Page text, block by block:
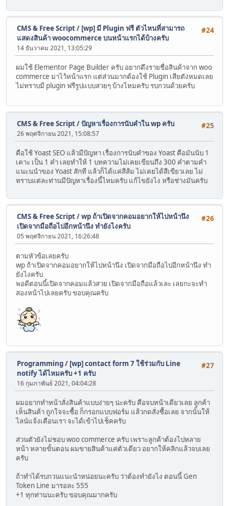
#24
CMS & Free Script/ [wp] มี Plugin ฟรี ตัวไหนที่สามารถ
แสดงสินค้า woocommerce บนหน้าแรกได้บ้างครับ
14 ธันวาคม 2021, 13:05:29
ผมใช้ Elementor Page Builder ครับ อยากดึงรายชื่อสินค้าจาก woo
commerce มาไว้หน้าแรก แต่ส่วนมากต้องใช้ Plugin เสียตังหมดเลย
ไม่ทราบมี plugin ฟรีรูปแบบสวยๆ บ้างไหมครับ รบกวนด้วยครับ
#25
CMS & Free Script/ปัญหาเรื่องการนับคำใน wp ครับ
26 พฤศจิกายน 2021, 15:08:57
คือใช้ Yoast SEO แล้วมีปัญหา เรื่องการนับคำของ Yoast คือมันนับ 1
เคาะ เป็น 1 คำ เลยทำให้ 1 บทความไม่เคยเขียนถึง 300 คำตามคำ
แนะนนำของ Yoast สักที แล้วก็ได้แค่สีส้ม ไม่เคยได้สีเขียวเลย ไม่
ทราบแต่ละท่านมีปัญหาเรื่องนี้ไหมครับ แก้ไขยังไง หรือช่างมันครับ
#26
CMS & Free Script/wp ถ้าเปิดจากคอมอยากให้ไปหน้านึง
เปิดจากมือถือไปอีกหน้านึง ทำยังไงครับ
05 พฤศจิกายน 2021, 16:26:48
ตามหัวข้อเลยครับ
wp ถ้าเปิดจากคอมอยากให้ไปหน้านึง เปิดจากมือถือไปอีกหน้านึง ทำ
ยังไงครับ
พอดีตอนนี้เปิดจากคอมแล้วสวย เปิดจากมือถือแล้วเละ เลยกะจะทำ
สองหน้าไปเลยครับ ขอบคุณครับ
#27
Programming/ [wp] contact form 7 ใช้ร่วมกับ Line
notify ได้ไหมครับ +1 ครับ
16 กุมภาพันธ์ 2021, 04:04:28
ผมอยากทำหน้าสั่งสินค้าแบบง่ายๆ น่ะครับ คือจบหน้าเดียวเลย ลูกค้า
เห็นสินค้า ถูกใจจะซื้อ ก็กรอกแบบฟอร์ม แล้วกดสั่งซื้อเลย จากนั้นให้
ไลน์แจ้งเตือนเรา จะได้เข้าไปเช็คครับ
ส่วนตัวยังไม่ชอบ woo commerce ครับ เพราะลูกค้าต้องไปหลาย
หน้า หลายขั้นตอน ผมขายสินค้าแค่ตัวเดียว อยากให้คลิกแล้วจบเลย
ครับ
ถ้าทำได้รบกวนแนะนำหน่อยนะครับ ว่าต้องทำยังไง ตอนนี้ Gen
Token Line มารอละ 555
+1 ทุกท่านนะครับ ขอบคุณมากครับ